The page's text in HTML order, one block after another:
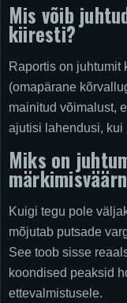
Mis võib
kiiresti?
Raportis on juhtumit
(omapärane
mainitud võimalust,
ajutisi lahendusi, kui
Miks on
Kuigi tegu pole
mõjutab putsade
See toob sisse
koondised peaksid
ettevalmistusele.